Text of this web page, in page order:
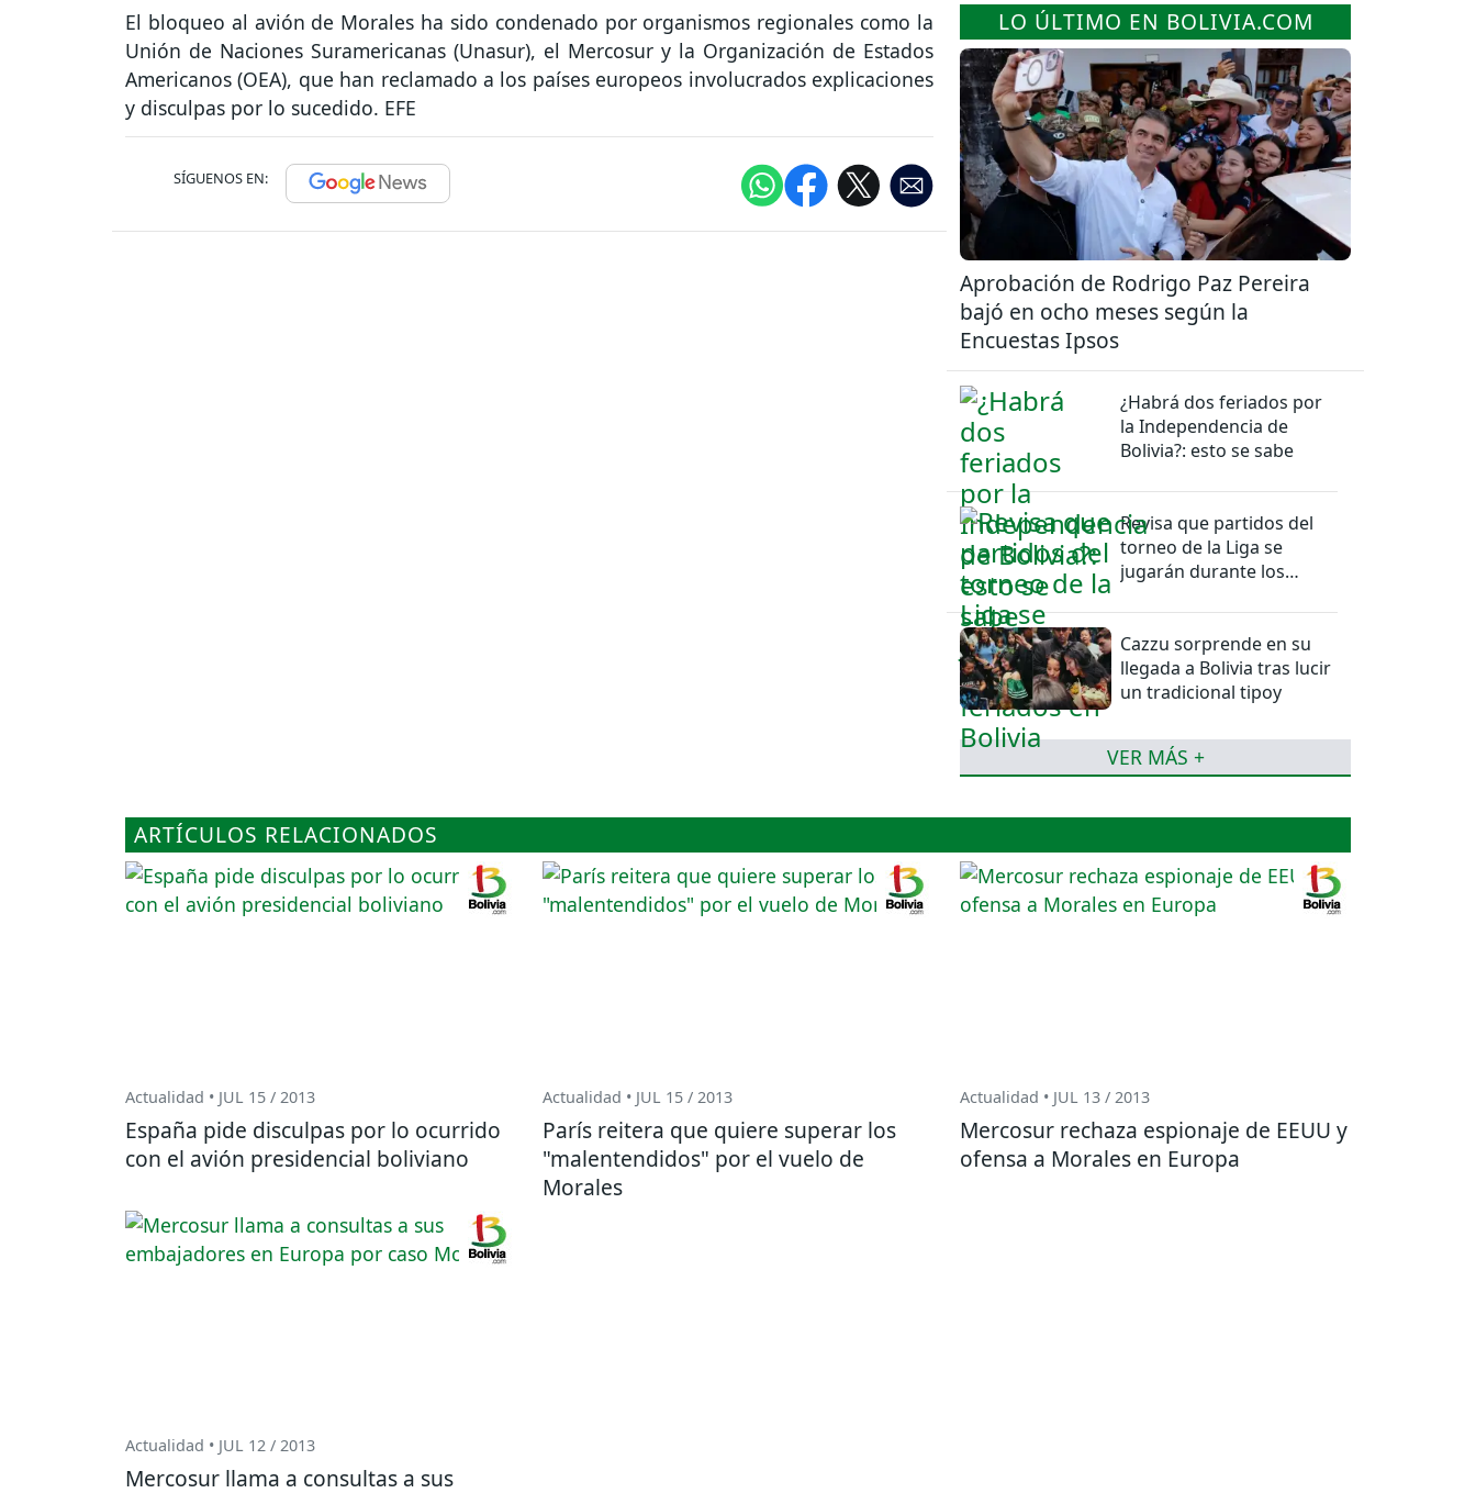
El bloqueo al avión de Morales ha sido condenado por organismos regionales como la
Unión de Naciones Suramericanas (Unasur), el Mercosur y la Organización de Estados
Americanos (OEA), que han reclamado a los países europeos involucrados explicaciones
y disculpas por lo sucedido. EFE
SÍGUENOS EN:
LO ÚLTIMO EN BOLIVIA.COM
Aprobación de Rodrigo Paz Pereira
bajó en ocho meses según la
Encuestas Ipsos
¿Habrá dos feriados por
la Independencia de
Bolivia?: esto se sabe
Revisa que partidos del
torneo de la Liga se
jugarán durante los
Cazzu sorprende en su
llegada a Bolivia tras lucir
un tradicional tipoy
VER MÁS +
ARTÍCULOS RELACIONADOS
Actualidad • JUL 15 / 2013
España pide disculpas por lo ocurrido
con el avión presidencial boliviano
Actualidad • JUL 15 / 2013
París reitera que quiere superar los
"malentendidos" por el vuelo de
Morales
Actualidad • JUL 13 / 2013
Mercosur rechaza espionaje de EEUU y
ofensa a Morales en Europa
Actualidad • JUL 12 / 2013
Mercosur llama a consultas a sus